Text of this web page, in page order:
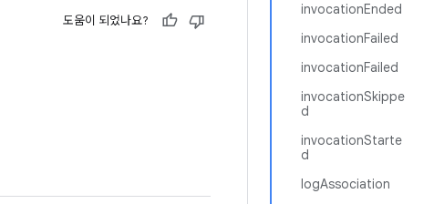
invocationEnded
invocationFailed
invocationFailed
invocationSkippe
d
invocationStarte
d
logAssociation
도움이 되었나요?